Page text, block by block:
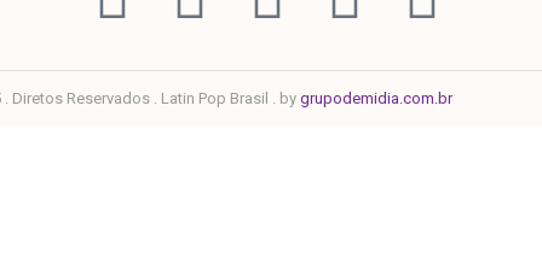
. Diretos Reservados . Latin Pop Brasil . by grupodemidia.com.br